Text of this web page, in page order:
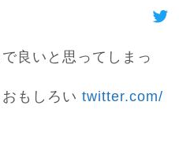
良いと思ってしまっ
もしろい twitter.com/